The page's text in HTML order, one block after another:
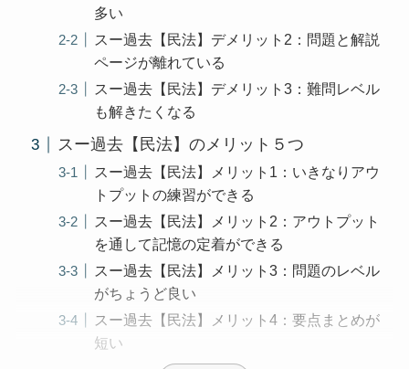
多い
スー過去【民法】デメリット2：問題と解説
ページが離れている
スー過去【民法】デメリット3：難問レベル
も解きたくなる
スー過去【民法】のメリット５つ
スー過去【民法】メリット1：いきなりアウ
トプットの練習ができる
スー過去【民法】メリット2：アウトプット
を通して記憶の定着ができる
スー過去【民法】メリット3：問題のレベル
がちょうど良い
スー過去【民法】メリット4：要点まとめが
短い